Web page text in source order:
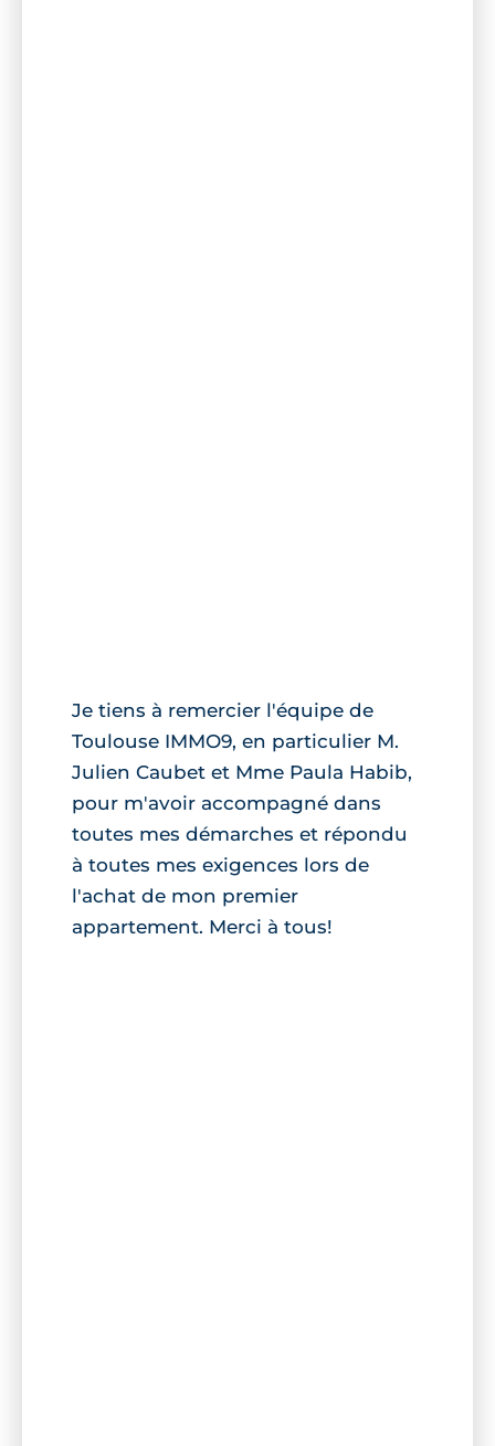
Je tiens à remercier l'équipe de
Toulouse IMMO9, en particulier M.
Julien Caubet et Mme Paula Habib,
pour m'avoir accompagné dans
toutes mes démarches et répondu
à toutes mes exigences lors de
l'achat de mon premier
appartement. Merci à tous!